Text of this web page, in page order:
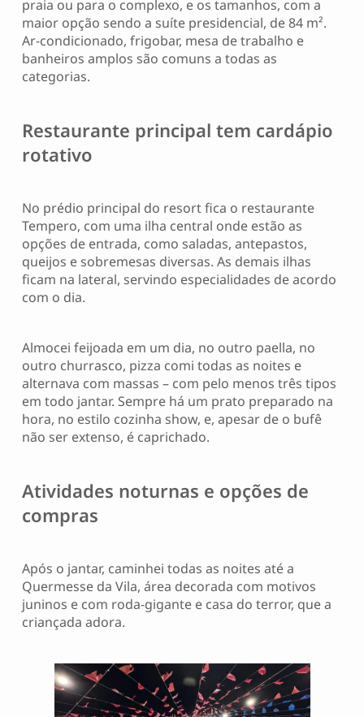
praia ou para o complexo, e os tamanhos, com a
maior opção sendo a suíte presidencial, de 84 m².
Ar-condicionado, frigobar, mesa de trabalho e
banheiros amplos são comuns a todas as
categorias.
Restaurante principal tem cardápio
rotativo
No prédio principal do resort fica o restaurante
Tempero, com uma ilha central onde estão as
opções de entrada, como saladas, antepastos,
queijos e sobremesas diversas. As demais ilhas
ficam na lateral, servindo especialidades de acordo
com o dia.
Almocei feijoada em um dia, no outro paella, no
outro churrasco, pizza comi todas as noites e
alternava com massas – com pelo menos três tipos
em todo jantar. Sempre há um prato preparado na
hora, no estilo cozinha show, e, apesar de o bufê
não ser extenso, é caprichado.
Atividades noturnas e opções de
compras
Após o jantar, caminhei todas as noites até a
Quermesse da Vila, área decorada com motivos
juninos e com roda-gigante e casa do terror, que a
criançada adora.